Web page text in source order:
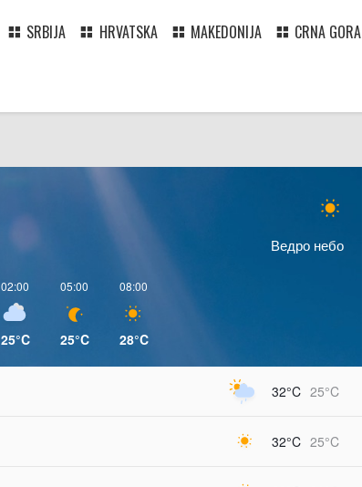
SRBIJA HRVATSKA MAKEDONIJA CRNA GORA
Ведро небо
02:00
25°C
05:00
25°C
08:00
28°C
32°C 25°C
32°C 25°C